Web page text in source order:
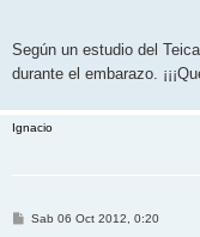
Según un estudio del
durante el embarazo.
Ignacio
MSab 06 Oct 2012, 0:20